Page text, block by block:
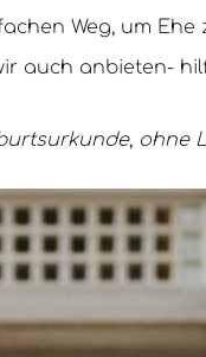
Weg, um
auch anbieten-
, ohne